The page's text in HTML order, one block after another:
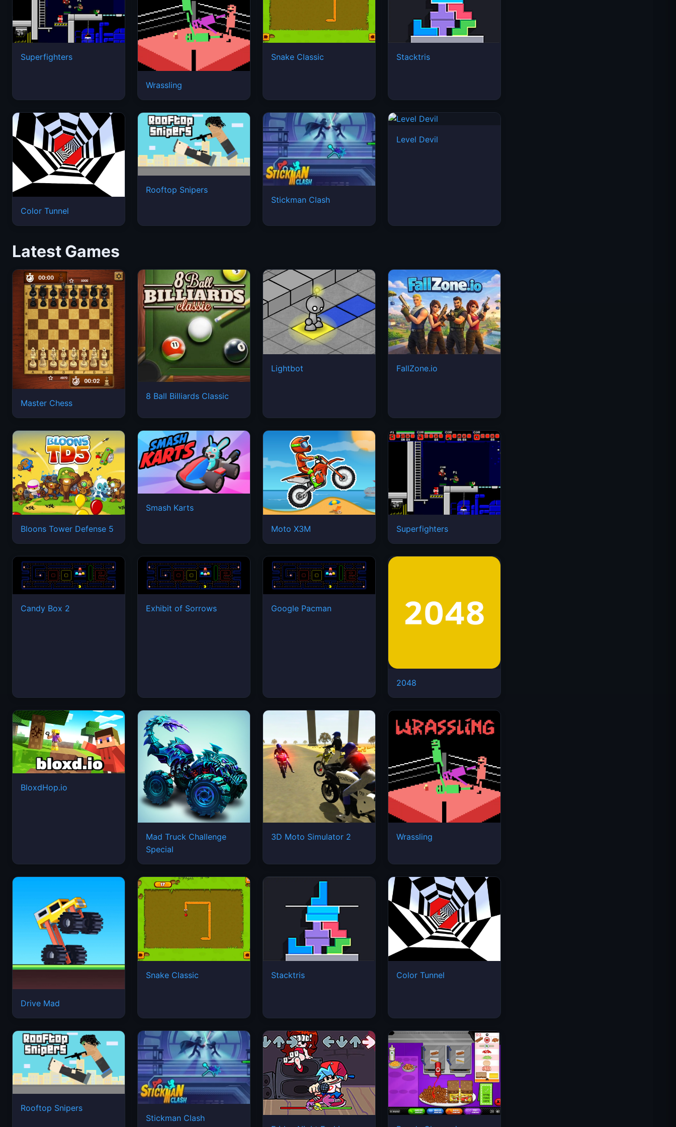
Superfighters
Wrassling
Snake Classic Stacktris
Color Tunnel
Rooftop Snipers
Stickman Clash
Level Devil
Latest Games
Master Chess
8 Ball Billiards Classic
Lightbot FallZone.io
Bloons Tower Defense 5
Smash Karts
Moto X3M Superfighters
Candy Box 2 Exhibit of Sorrows Google Pacman
2048
BloxdHop.io
Mad Truck Challenge
Special
3D Moto Simulator 2 Wrassling
Drive Mad
Snake Classic Stacktris Color Tunnel
Rooftop Snipers
Stickman Clash